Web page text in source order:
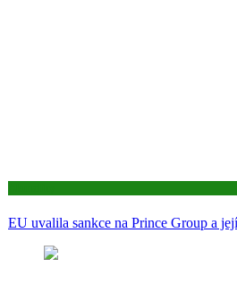
EU uvalila sankce na Prince Group a